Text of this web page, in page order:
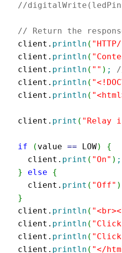
//
// Return the
  client.
println (
  client.
println (
  client.
println ( "" ) ;
  client.
println (
  client.
println (
  client.
print ( "Relay
if ( value == LOW)
{
    client.
print ( "On" ) ;
}
else
{
    client.
print ( "Off" )
}
  client.
println (
  client.
println (
  client.
println (
  client.
println ( "</